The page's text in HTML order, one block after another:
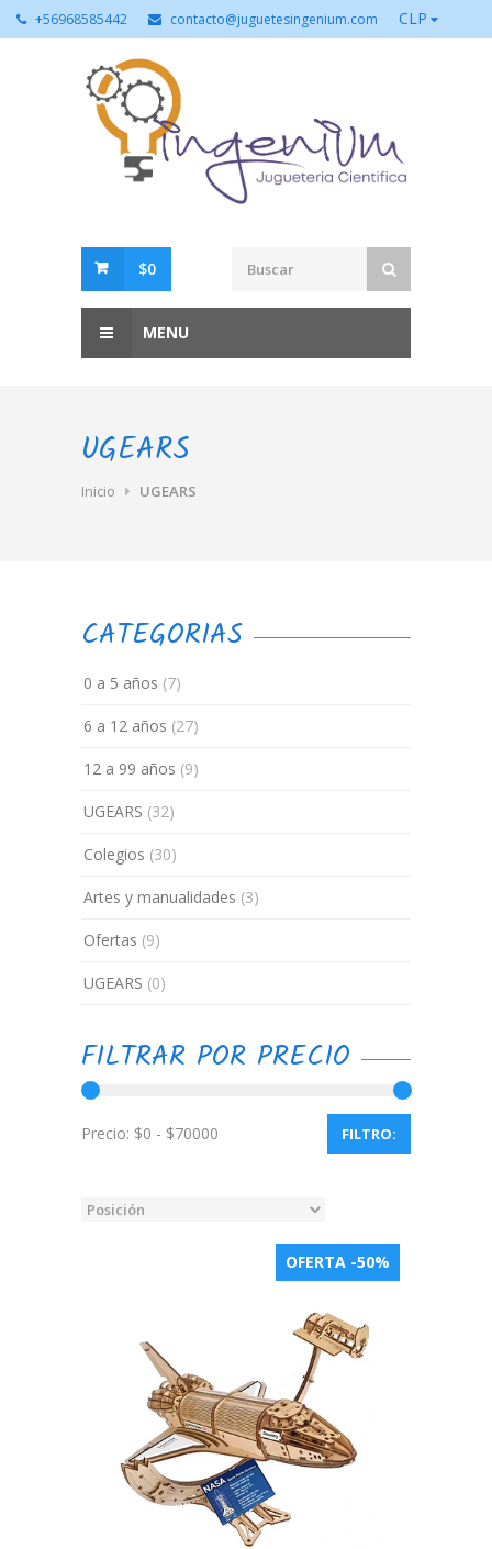
+56968585442 contacto@juguetesingenium.com CLP
$0
MENU
UGEARS
Inicio UGEARS
CATEGORIAS
0 a 5 años (7)
6 a 12 años (27)
12 a 99 años (9)
UGEARS (32)
Colegios (30)
Artes y manualidades (3)
Ofertas (9)
UGEARS (0)
FILTRAR POR PRECIO
Precio: FILTRO:
OFERTA -50%